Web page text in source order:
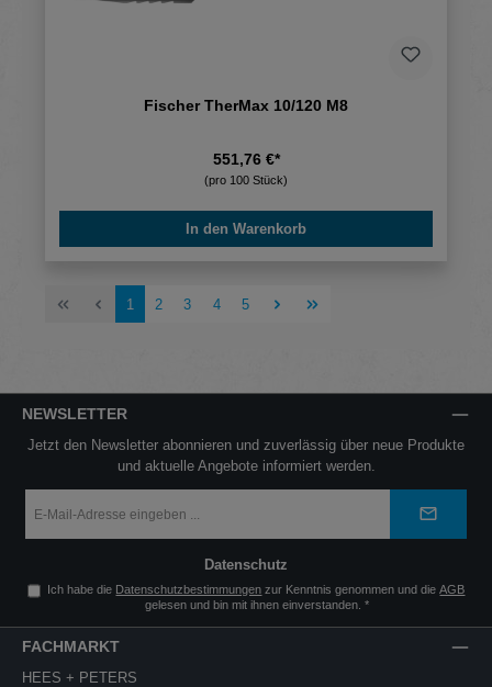
Fischer TherMax 10/120 M8
551,76 €*
(pro 100 Stück)
In den Warenkorb
Seite
1 Seite
2 Seite
3 Seite
4 Seite
5
NEWSLETTER
Jetzt den Newsletter abonnieren und zuverlässig über neue Produkte
und aktuelle Angebote informiert werden.
Mail-
*
Datenschutz
Ich habe die Datenschutzbestimmungen zur Kenntnis genommen und dieAGB
gelesen und bin mit ihnen einverstanden. *
FACHMARKT
HEES + PETERS